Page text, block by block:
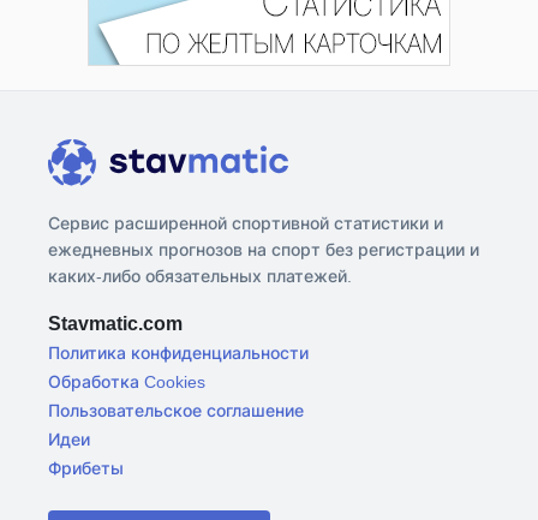
Сервис расширенной спортивной статистики и
ежедневных прогнозов на спорт без регистрации и
каких-либо обязательных платежей.
Stavmatic.com
Политика конфиденциальности
Обработка Cookies
Пользовательское соглашение
Идеи
Фрибеты